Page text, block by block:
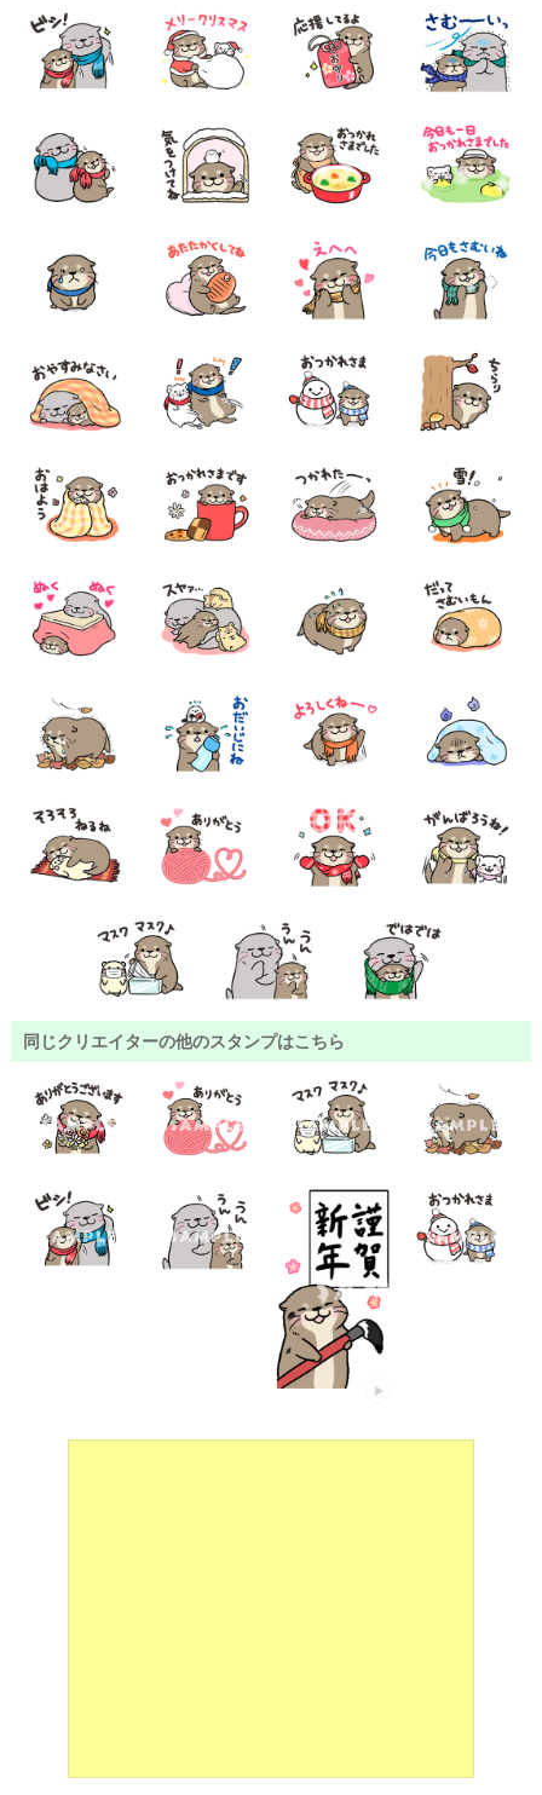
同じクリエイターの他のスタンプはこちら